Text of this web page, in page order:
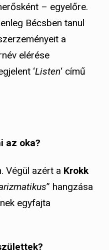
– egyelőre.
Bécsben tanul
a
elérése
‘Listen‘ című
az oka?
Végül azért a Krokk
” hangzása
egyfajta